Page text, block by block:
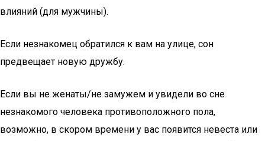
влияний (для мужчины).
Если незнакомец обратился к вам на улице, сон
предвещает новую дружбу.
Если вы не женаты/не замужем и увидели во сне
незнакомого человека противоположного пола,
возможно, в скором времени у вас появится невеста или